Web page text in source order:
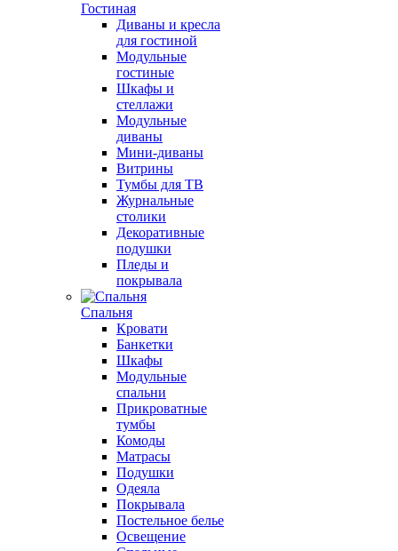
Гостиная
Диваны и кресла
для гостиной
Модульные
гостиные
Шкафы и
стеллажи
Модульные
диваны
Мини-диваны
Витрины
Тумбы для ТВ
Журнальные
столики
Декоративные
подушки
Пледы и
покрывала
Спальня
Кровати
Банкетки
Шкафы
Модульные
спальни
Прикроватные
тумбы
Комоды
Матрасы
Подушки
Одеяла
Покрывала
Постельное белье
Освещение